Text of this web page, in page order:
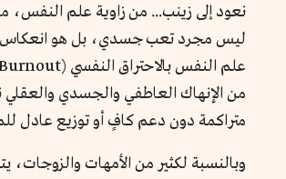
نعود إلى زينب... من زاوية علم النفس،
ليس مجرد تعب جسدي، بل هو انعكاس
من الإنهاك العاطفي والجسدي
متراكمة دون دعم كافٍ أو توزيع عادل
وبالنسبة لكثير من الأمهات والزوجات،